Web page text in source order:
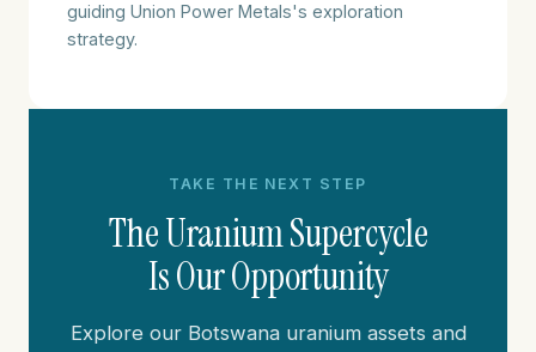
guiding Union Power Metals's exploration
strategy.
TAKE THE NEXT STEP
The Uranium Supercycle
Is Our Opportunity
Explore our Botswana uranium assets and